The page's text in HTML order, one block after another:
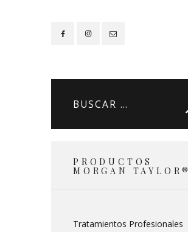
Buscar:
PRODUCTOS
MORGAN TAYLOR®
Tratamientos Profesionales